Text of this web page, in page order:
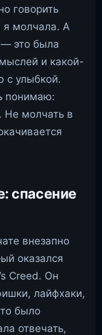
говорить
я молчала. А
— это была
и какой-
с улыбкой.
понимаю:
Не молчать в
спасение
внезапно
оказался
Creed. Он
лайфхаки,
было
отвечать,